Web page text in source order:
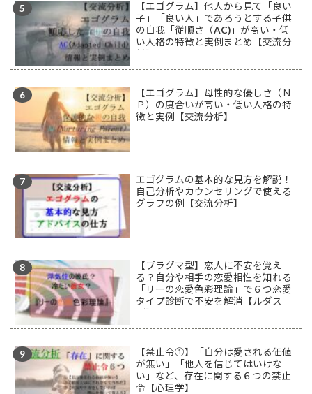
【エゴグラム】他人から見て「良い
子」「良い人」であろうとする子供
の自我「従順さ（AC)」が高い・低
い人格の特徴と実例まとめ【交流分
【エゴグラム】母性的な優しさ（Ｎ
Ｐ）の度合いが高い・低い人格の特
徴と実例【交流分析】
エゴグラムの基本的な見方を解説！
自己分析やカウンセリングで使える
グラフの例【交流分析】
【プラグマ型】恋人に不安を覚え
る？自分や相手の恋愛相性を知れる
「リーの恋愛色彩理論」で６つ恋愛
タイプ診断で不安を解消【ルダス
【禁止令①】「自分は愛される価値
が無い」「他人を信じてはいけな
い」など、存在に関する６つの禁止
令【心理学】